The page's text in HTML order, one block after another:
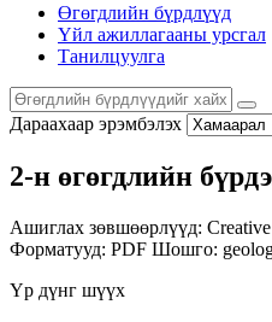
Өгөгдлийн бүрдлүүд
Үйл ажиллагааны урсгал
Танилцуулга
Дараахаар эрэмбэлэх
2-н өгөгдлийн
Ашиглах зөвшөөрлүүд:
Форматууд: PDF Шошго:
Үр дүнг шүүх